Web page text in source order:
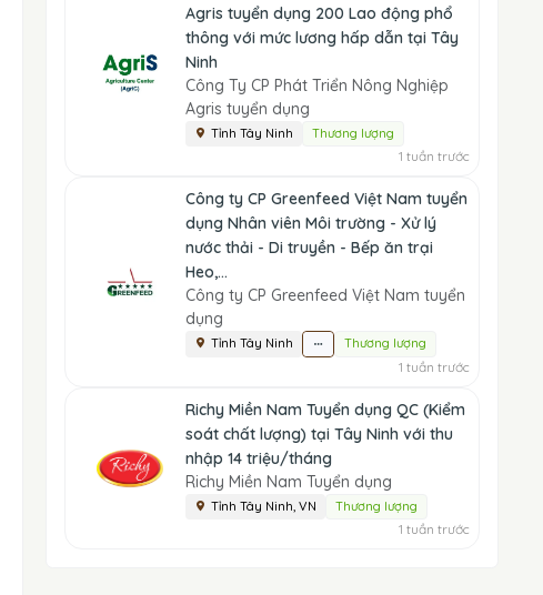
Agris tuyển dụng 200 Lao động phổ
thông với mức lương hấp dẫn tại Tây
Ninh
Công Ty CP Phát Triển Nông Nghiệp
Agris tuyển dụng
Tỉnh Tây Ninh Thương lượng
1 tuần trước
Công ty CP Greenfeed Việt Nam tuyển
dụng Nhân viên Môi trường - Xử lý
nước thải - Di truyền - Bếp ăn trại
Heo,...
Công ty CP Greenfeed Việt Nam tuyển
dụng
Tỉnh Tây Ninh Thương lượng
1 tuần trước
Richy Miền Nam Tuyển dụng QC (Kiểm
soát chất lượng) tại Tây Ninh với thu
nhập 14 triệu/tháng
Richy Miền Nam Tuyển dụng
Tỉnh Tây Ninh, VN Thương lượng
1 tuần trước